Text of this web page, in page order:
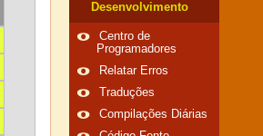
Desenvolvimento
Centro de
Programadores
Relatar Erros
Traduções
Compilações Diárias